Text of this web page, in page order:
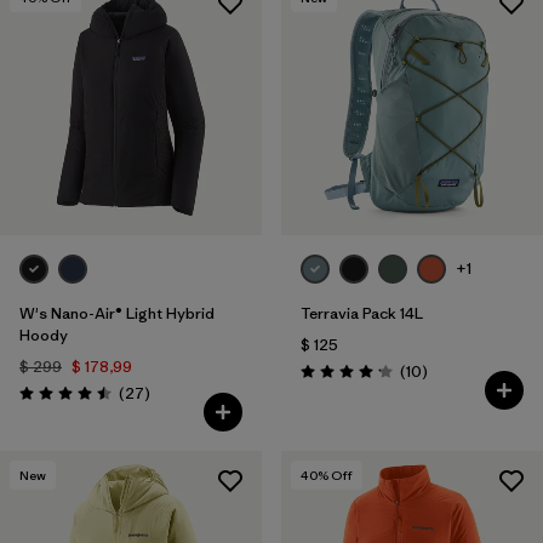
W's Nano-Air® Light Hybrid
Hoody
$ 299 $ 178,99
Valoración: 4.5 / 5
(27Comentarios
)
+1
Terravia Pack 14L
$ 125
Valoración: 4.2 / 5
(10Comentarios
)
New 40% Off